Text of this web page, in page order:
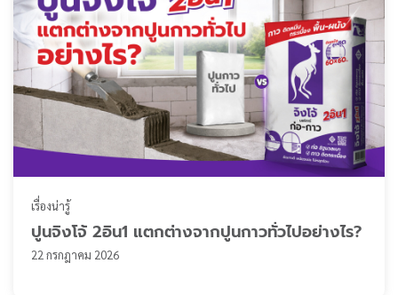
เรื่องน่ารู้
ปูนจิงโจ้ 2อิน1 แตกต่างจากปูนกาวทั่วไปอย่างไร?
22 กรกฎาคม 2026